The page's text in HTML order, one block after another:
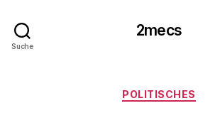
Suche
2mecs
Kategorien
POLITISCHES